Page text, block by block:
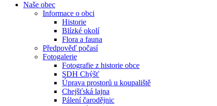
Naše obec
Informace o obci
Historie
Blízké okolí
Flora a fauna
Předpověď počasí
Fotogalerie
Fotografie z historie obce
SDH Chýšť
Úprava prostorů u koupaliště
Chejšťská lajna
Pálení čarodějnic